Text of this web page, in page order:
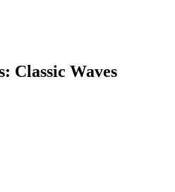
Classic Waves